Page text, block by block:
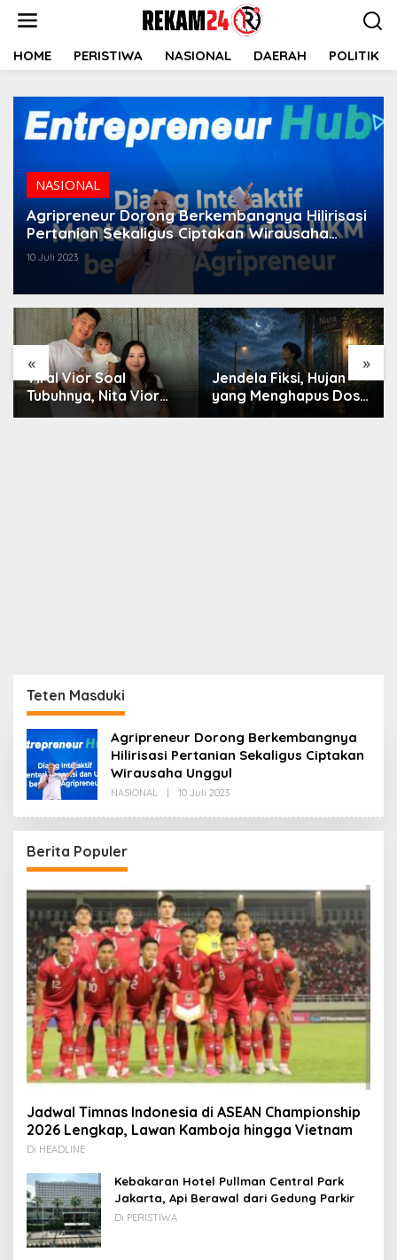
HOME PERISTIWA NASIONAL DAERAH POLITIK
NASIONAL
Agripreneur Dorong Berkembangnya Hilirisasi
Pertanian Sekaligus Ciptakan Wirausaha
Unggul
10 Juli 2023
« »
Viral Vior Soal
Tubuhnya, Nita Vior
Akui Nikmati Peranya
Jendela Fiksi, Hujan
yang Menghapus Dosa
Teten Masduki
Agripreneur Dorong Berkembangnya
Hilirisasi Pertanian Sekaligus Ciptakan
Wirausaha Unggul
NASIONAL 10 Juli 2023Oleh
Berita Populer
Jadwal Timnas Indonesia di ASEAN Championship
2026 Lengkap, Lawan Kamboja hingga Vietnam
Di HEADLINE
Kebakaran Hotel Pullman Central Park
Jakarta, Api Berawal dari Gedung Parkir
Di PERISTIWA